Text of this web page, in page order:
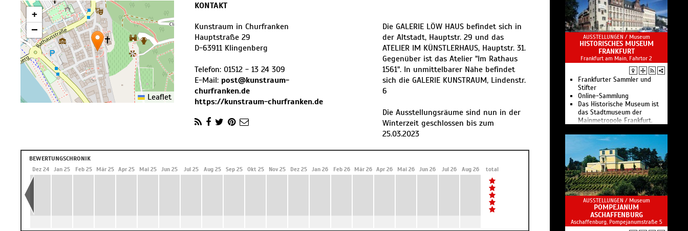
+
−
Leaflet
KONTAKT
Kunstraum in Churfranken
Hauptstraße 29
D-63911 Klingenberg
Telefon: 01512 - 13 24 309
E-Mail: post@kunstraum-
churfranken.de
https://kunstraum-churfranken.de
Die GALERIE LÖW HAUS befindet sich in
der Altstadt, Hauptstr. 29 und das
ATELIER IM KÜNSTLERHAUS, Hauptstr. 31.
Gegenüber ist das Atelier "Im Rathaus
1561". In unmittelbarer Nähe befindet
sich die GALERIE KUNSTRAUM, Lindenstr.
6
Die Ausstellungsräume sind nun in der
Winterzeit geschlossen bis zum
25.03.2023
BEWERTUNGSCHRONIK
Dez 24 Jan 25 Feb 25 Mär 25 Apr 25 Mai 25 Jun 25 Jul 25 Aug 25 Sep 25 Okt 25 Nov 25 Dez 25 Jan 26 Feb 26 Mär 26 Apr 26 Mai 26 Jun 26 Jul 26 Aug 26 total
AUSSTELLUNGEN / Museum
HISTORISCHES MUSEUM
FRANKFURT
Frankfurt am Main, Fahrtor 2
Frankfurter Sammler und
Stifter
Online-Sammlung
Das Historische Museum ist
das Stadtmuseum der
Mainmetropole Frankfurt.
AUSSTELLUNGEN / Museum
POMPEJANUM
ASCHAFFENBURG
Aschaffenburg, Pompejanumstraße 5